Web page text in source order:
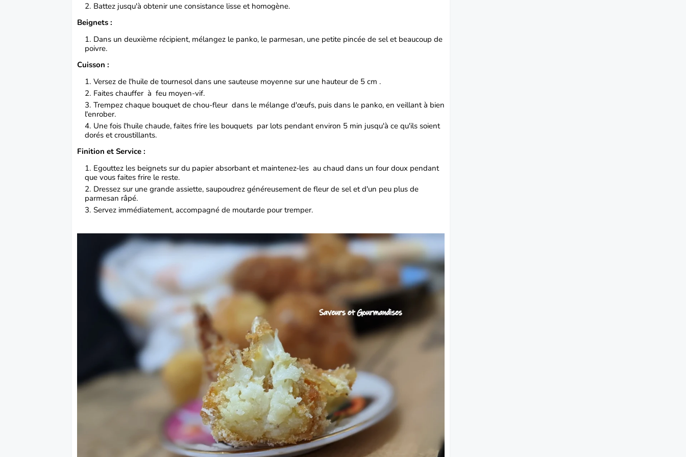
Battez jusqu'à obtenir une consistance lisse et homogène.
Beignets :
Dans un deuxième récipient, mélangez le panko, le parmesan, une petite pincée de sel et beaucoup de
poivre.
Cuisson :
Versez de l'huile de tournesol dans une sauteuse moyenne sur une hauteur de 5 cm .
Faites chauffer à feu moyen-vif.
Trempez chaque bouquet de chou-fleur dans le mélange d'œufs, puis dans le panko, en veillant à bien
l'enrober.
Une fois l'huile chaude, faites frire les bouquets par lots pendant environ 5 min jusqu'à ce qu'ils soient
dorés et croustillants.
Finition et Service :
Egouttez les beignets sur du papier absorbant et maintenez-les au chaud dans un four doux pendant
que vous faites frire le reste.
Dressez sur une grande assiette, saupoudrez généreusement de fleur de sel et d'un peu plus de
parmesan râpé.
Servez immédiatement, accompagné de moutarde pour tremper.